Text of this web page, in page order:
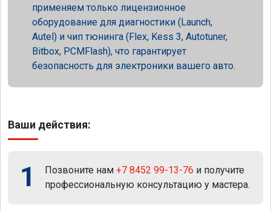
применяем только лицензионное
оборудование для диагностики (Launch,
Autel) и чип тюнинга (Flex, Kess 3, Autotuner,
Bitbox, PCMFlash), что гарантирует
безопасность для электроники вашего авто.
Ваши действия:
1 Позвоните нам +7 8452 99-13-76 и получите
профессиональную консультацию у мастера.